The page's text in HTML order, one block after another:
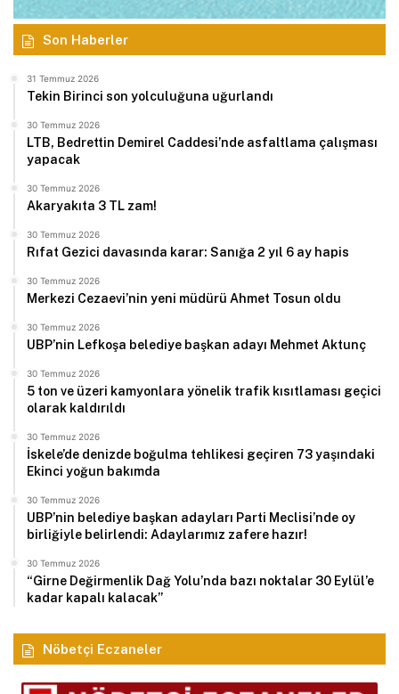
Son Haberler
31 Temmuz 2026
Tekin Birinci son yolculuğuna uğurlandı
30 Temmuz 2026
LTB, Bedrettin Demirel Caddesi’nde asfaltlama çalışması
yapacak
30 Temmuz 2026
Akaryakıta 3 TL zam!
30 Temmuz 2026
Rıfat Gezici davasında karar: Sanığa 2 yıl 6 ay hapis
30 Temmuz 2026
Merkezi Cezaevi’nin yeni müdürü Ahmet Tosun oldu
30 Temmuz 2026
UBP’nin Lefkoşa belediye başkan adayı Mehmet Aktunç
30 Temmuz 2026
5 ton ve üzeri kamyonlara yönelik trafik kısıtlaması geçici
olarak kaldırıldı
30 Temmuz 2026
İskele’de denizde boğulma tehlikesi geçiren 73 yaşındaki
Ekinci yoğun bakımda
30 Temmuz 2026
UBP’nin belediye başkan adayları Parti Meclisi’nde oy
birliğiyle belirlendi: Adaylarımız zafere hazır!
30 Temmuz 2026
“Girne Değirmenlik Dağ Yolu’nda bazı noktalar 30 Eylül’e
kadar kapalı kalacak”
Nöbetçi Eczaneler